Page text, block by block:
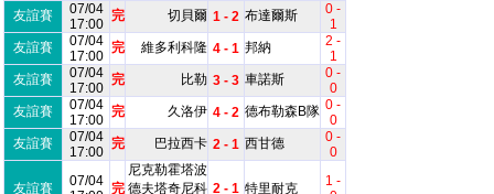
友誼賽
07/04
17:00
完 切貝爾 1 - 2 布達爾斯
0 -
1
友誼賽
07/04
17:00
完 維多利科隆 4 - 1 邦納
2 -
1
友誼賽
07/04
17:00
完 比勒 3 - 3 車諾斯
0 -
0
友誼賽
07/04
17:00
完 久洛伊 4 - 2 德布勒森B隊 0 -
0
友誼賽
07/04
17:00
完 巴拉西卡 2 - 1 西甘德
0 -
0
友誼賽
07/04 完
尼克勒霍塔波
德夫塔奇尼科 2 - 1 特里耐克
1 -